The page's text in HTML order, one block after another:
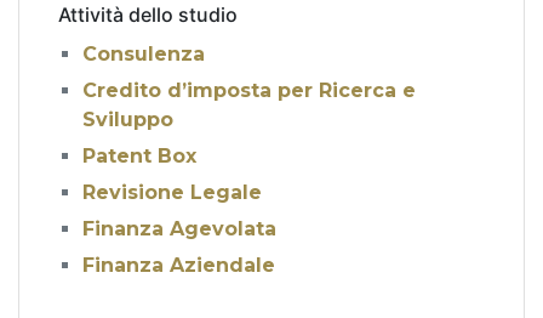
Attività dello studio
Consulenza
Credito d’imposta per Ricerca e
Sviluppo
Patent Box
Revisione Legale
Finanza Agevolata
Finanza Aziendale